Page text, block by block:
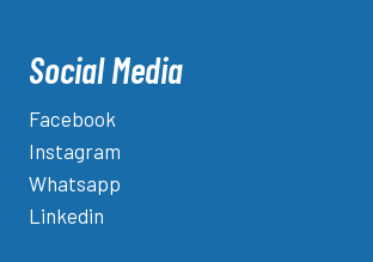
Social Media
Facebook
Instagram
Whatsapp
Linkedin